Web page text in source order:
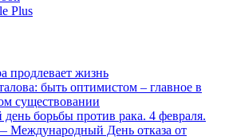
продлевает жизнь
быть оптимистом – главное в
существовании
борьбы против рака. 4 февраля.
Международный День отказа от